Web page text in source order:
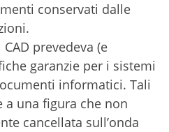
conservati dalle
prevedeva (e
garanzie per i sistemi
informatici. Tali
a una figura che non
cancellata sull’onda